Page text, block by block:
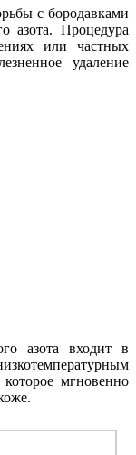
с бородавками
Процедура
или частных
удаление
азота входит в
мгновенно